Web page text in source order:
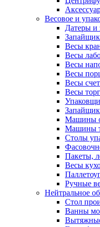
Весовое и
Датеры и
Весы
Весы
Весы
Весы
Весы
Весы
Машины
Машины
Столы
Пакеты,
Весы
Ручные
Нейтральное
Cтол
Ванны